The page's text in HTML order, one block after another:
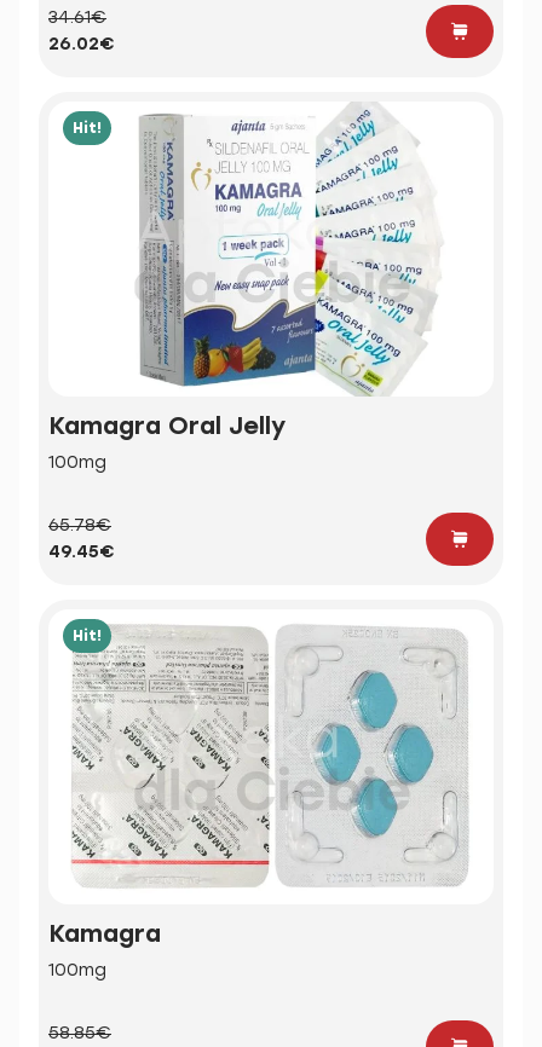
34.61€
26.02€
Hit!
Kamagra Oral Jelly
100mg
65.78€
49.45€
Hit!
Kamagra
100mg
58.85€